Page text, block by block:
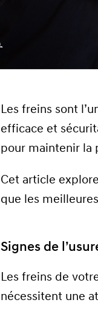
Les freins sont
efficace et
pour maintenir la
Cet article
que les
Signes de
Les freins de
nécessitent une